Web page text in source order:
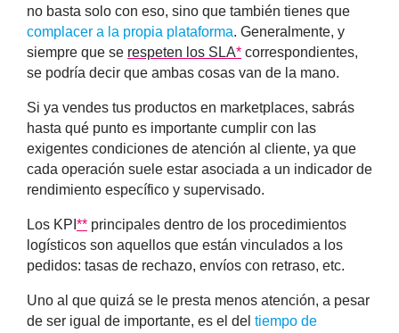
no basta solo con eso, sino que también tienes que
complacer a la propia plataforma. Generalmente, y
siempre que se respeten los SLA* correspondientes,
se podría decir que ambas cosas van de la mano.
Si ya vendes tus productos en marketplaces, sabrás
hasta qué punto es importante cumplir con las
exigentes condiciones de atención al cliente, ya que
cada operación suele estar asociada a un indicador de
rendimiento específico y supervisado.
Los KPI ** principales dentro de los procedimientos
logísticos son aquellos que están vinculados a los
pedidos: tasas de rechazo, envíos con retraso, etc.
Uno al que quizá se le presta menos atención, a pesar
de ser igual de importante, es el del tiempo de